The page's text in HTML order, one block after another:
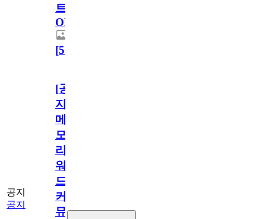
트
OPEN!
[5]
공지
공지
[공
지]
메
모
리
워
드
커
뮤